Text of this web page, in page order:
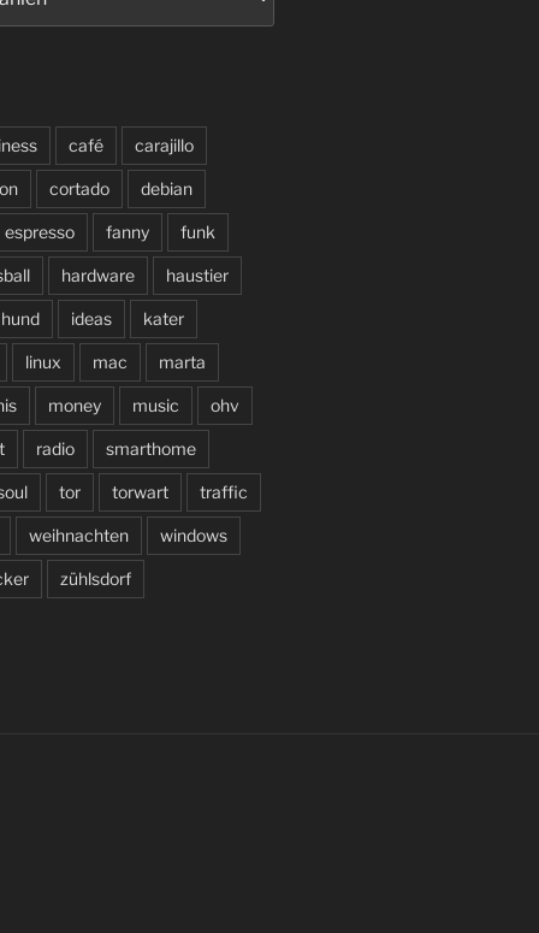
café carajillo
cortado debian
espresso fanny funk
hardware haustier
hund ideas kater
linux mac marta
money music ohv
radio smarthome
tor torwart traffic
weihnachten windows
zühlsdorf